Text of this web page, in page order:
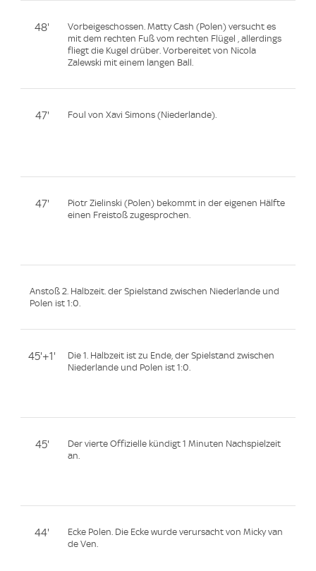
48'
Vorbeigeschossen. Matty Cash (Polen) versucht es
mit dem rechten Fuß vom rechten Flügel , allerdings
fliegt die Kugel drüber. Vorbereitet von Nicola
Zalewski mit einem langen Ball.
47' Foul von Xavi Simons (Niederlande).
47'
Piotr Zielinski (Polen) bekommt in der eigenen Hälfte
einen Freistoß zugesprochen.
Anstoß 2. Halbzeit. der Spielstand zwischen Niederlande und
Polen ist 1:0.
45'+1'
Die 1. Halbzeit ist zu Ende, der Spielstand zwischen
Niederlande und Polen ist 1:0.
45'
Der vierte Offizielle kündigt 1 Minuten Nachspielzeit
an.
44'
Ecke Polen. Die Ecke wurde verursacht von Micky van
de Ven.